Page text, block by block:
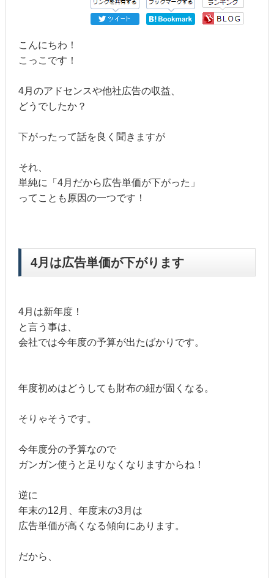
こんにちわ！
こっこです！
4月のアドセンスや他社広告の収益、
どうでしたか？
下がったって話を良く聞きますが
それ、
単純に「4月だから広告単価が下がった」
ってことも原因の一つです！
4月は広告単価が下がります
4月は新年度！
と言う事は、
会社では今年度の予算が出たばかりです。
年度初めはどうしても財布の紐が固くなる。
そりゃそうです。
今年度分の予算なので
ガンガン使うと足りなくなりますからね！
逆に
年末の12月、年度末の3月は
広告単価が高くなる傾向にあります。
だから、